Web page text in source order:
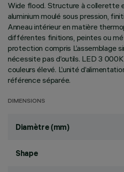
Wide flood. Structure à collerette
aluminium moulé sous pression,
Anneau intérieur en matière
différentes finitions, peintes ou
protection compris L’assemblage
nécessite pas d’outils. LED 3
couleurs élevé. L’unité
référence séparée.
DIMENSIONS
Diamètre (mm)
Shape